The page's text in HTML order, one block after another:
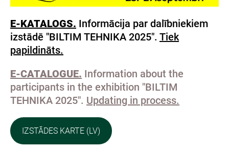
E-KATALOGS. Informācija par dalībniekiem
izstādē "BILTIM TEHNIKA 2025". Tiek
papildināts.
E-CATALOGUE. Information about the
participants in the exhibition "BILTIM
TEHNIKA 2025". Updating in process.
IZSTĀDES KARTE (LV)